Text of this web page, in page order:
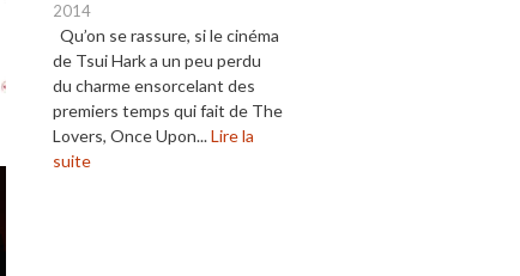
2014
Qu’on se rassure, si le cinéma
de Tsui Hark a un peu perdu
du charme ensorcelant des
premiers temps qui fait de The
Lovers, Once Upon...Lire la
suite